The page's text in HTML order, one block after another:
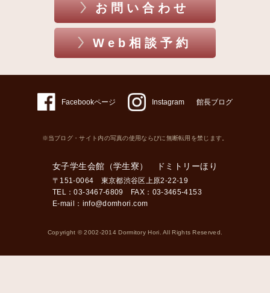
お問い合わせ
Web相談予約
Facebookページ Instagram 館長ブログ
※当ブログ・サイト内の写真の使用ならびに無断転用を禁じます。
女子学生会館（学生寮） ドミトリーほり
〒151-0064 東京都渋谷区上原2-22-19
TEL：03-3467-6809 FAX：03-3465-4153
E-mail： info@domhori.com
Copyright © 2002-2014 Dormitory Hori. All Rights Reserved.